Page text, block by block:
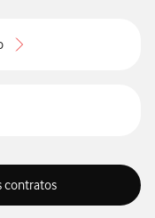
contratos